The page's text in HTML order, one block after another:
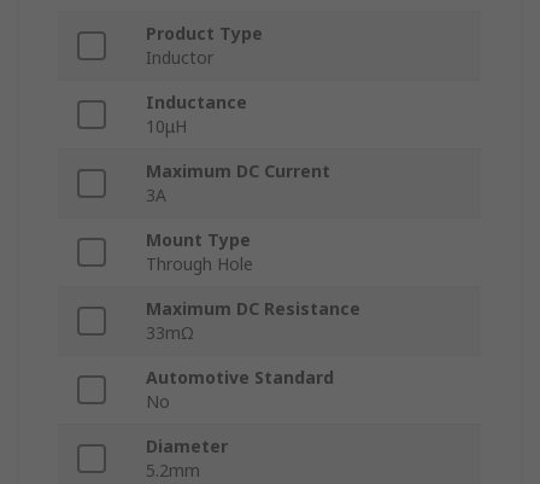
Product Type
Inductor
Inductance
10μH
Maximum DC Current
3A
Mount Type
Through Hole
Maximum DC Resistance
33mΩ
Automotive Standard
No
Diameter
5.2mm